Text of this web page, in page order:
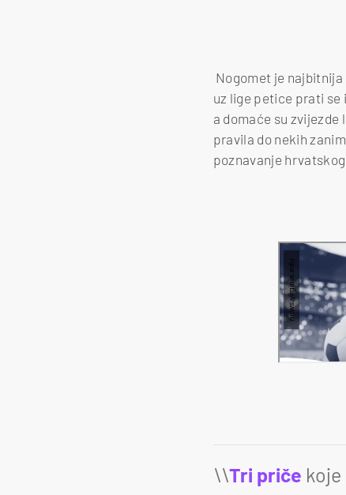
Nogomet je
uz lige petice prati se
a domaće su
pravila do nekih
poznavanje
\\Tri priče